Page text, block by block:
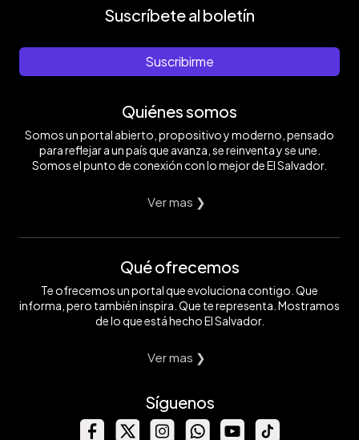
Suscríbete al boletín
Suscribirme
Quiénes somos
Somos un portal abierto, propositivo y moderno, pensado
para reflejar a un país que avanza, se reinventa y se une.
Somos el punto de conexión con lo mejor de El Salvador.
Ver mas ❯
Qué ofrecemos
Te ofrecemos un portal que evoluciona contigo. Que
informa, pero también inspira. Que te representa. Mostramos
de lo que está hecho El Salvador.
Ver mas ❯
Síguenos